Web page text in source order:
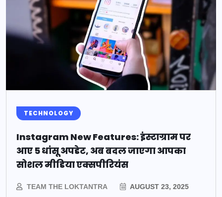
TECHNOLOGY
Instagram New Features: इंस्टाग्राम पर
आए 5 धांसू अपडेट, अब बदल जाएगा आपका
सोशल मीडिया एक्सपीरियंस
TEAM THE LOKTANTRA AUGUST 23, 2025